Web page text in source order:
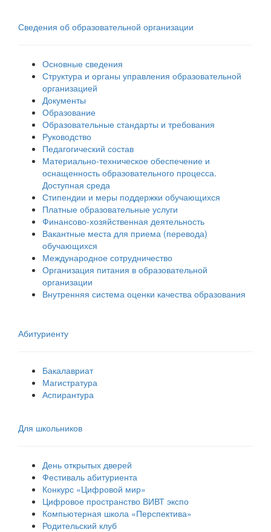
Сведения об образовательной организации
Основные сведения
Структура и органы управления образовательной
организацией
Документы
Образование
Образовательные стандарты и требования
Руководство
Педагогический состав
Материально-техническое обеспечение и
оснащенность образовательного процесса.
Доступная среда
Стипендии и меры поддержки обучающихся
Платные образовательные услуги
Финансово-хозяйственная деятельность
Вакантные места для приема (перевода)
обучающихся
Международное сотрудничество
Организация питания в образовательной
организации
Внутренняя система оценки качества образования
Абитуриенту
Бакалавриат
Магистратура
Аспирантура
Для школьников
День открытых дверей
Фестиваль абитуриента
Конкурс «Цифровой мир»
Цифровое пространство ВИВТ экспо
Компьютерная школа «Перспектива»
Родительский клуб